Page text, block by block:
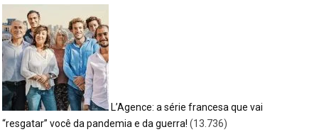
L’Agence: a série francesa que vai
“resgatar” você da pandemia e da guerra! (13.736)